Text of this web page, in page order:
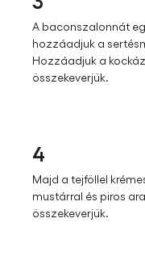
A baconszalonnát
hozzáadjuk a
Hozzáadjuk a
összekeverjük.
4
Majd a tejföllel
mustárral és piros
összekeverjük.